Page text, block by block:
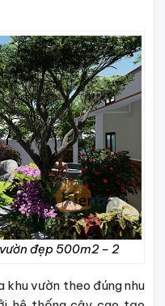
đẹp 500m2 – 2
vườn theo đúng nhu